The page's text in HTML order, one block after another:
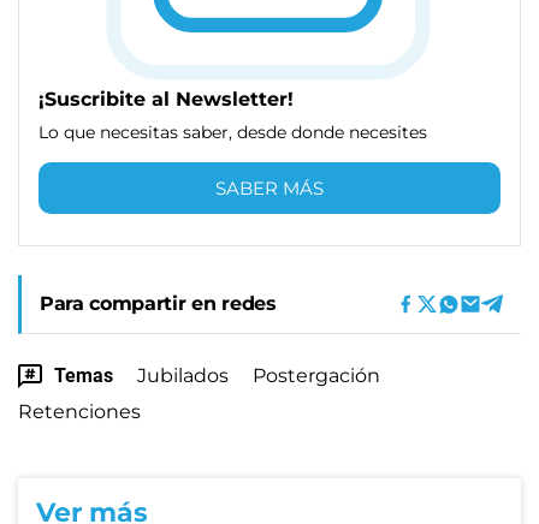
¡Suscribite al Newsletter!
Lo que necesitas saber, desde donde necesites
SABER MÁS
Para compartir en redes
Temas Jubilados
Postergación
Retenciones
Ver más